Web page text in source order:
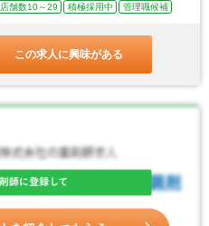
店舗数10～29 積極採用中 管理職候補
この求人に興味がある